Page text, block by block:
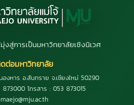
งสู่การเป็นมหาวิทยาลัยเชิงนิเวศ
ต่อมหาวิทยาลัย
งหาร อ.สันทราย จ.เชียงใหม่ 50290
โทรสาร : 053 873015
maejo@mju.ac.th